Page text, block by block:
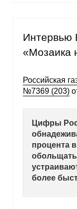
Интервью
«Мозаика
Российская
№7369 (203)
Цифры
процента
более